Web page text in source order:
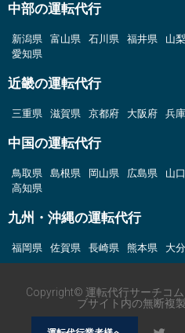
中部の運転代行
新潟県 富山県 石川県 福井県 山
愛知県
近畿の運転代行
三重県 滋賀県 京都府 大阪府 兵
中国の運転代行
鳥取県 島根県 岡山県 広島県 山
高知県
九州・沖縄の運転代行
福岡県 佐賀県 長崎県 熊本県 大
Copyright© 運転代行サーチコ
ブサイト内の無断複